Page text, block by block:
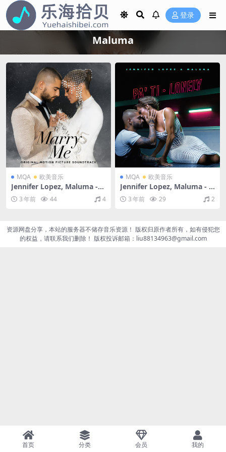
登录
Maluma
MQA 欧美音乐
Jennifer Lopez, Maluma -
Marry Me (Original Motion
Picture Soundtrack)（202
3 年前 44 4
MQA 欧美音乐
Jennifer Lopez, Maluma - P
a Ti + Lonely（2020/FLAC/E
P分轨/133M）(MQA/24bit/4
3 年前 29 2
资源网盘分享，本站的服务器不储存音乐资源！ 版权归原作者所有，如有侵犯您
的权益，请联系我们删除！ 版权投诉邮箱：liu88134963@gmail.com
首页 分类 会员 我的